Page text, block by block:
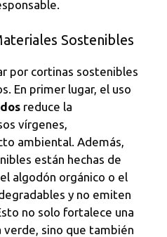
Sostenibles
por cortinas sostenibles
En primer lugar, el uso
reduce la
vírgenes,
ambiental. Además,
están hechas de
algodón orgánico o el
y no emiten
no solo fortalece una
sino que también